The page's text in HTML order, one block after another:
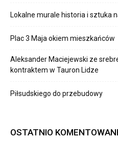
Lokalne murale historia i sztuka
Plac 3 Maja okiem mieszkańców
Aleksander Maciejewski ze
kontraktem w Tauron Lidze
Piłsudskiego do przebudowy
OSTATNIO